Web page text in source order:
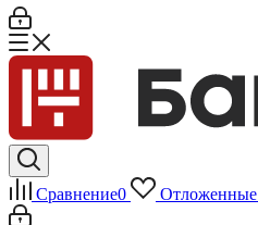
Сравнение0 Отложенные